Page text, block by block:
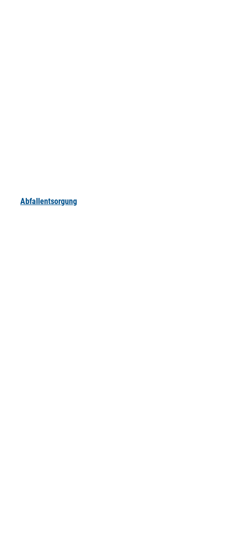
Abfallentsorgung